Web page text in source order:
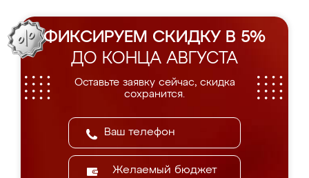
ФИКСИРУЕМ СКИДКУ В 5%
ДО КОНЦА АВГУСТА
Оставьте заявку сейчас, скидка
сохранится.
Желаемый бюджет